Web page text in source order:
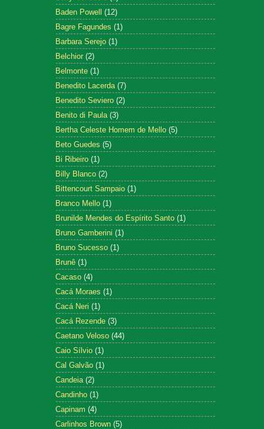
Baden Powell (12)
Bagre Fagundes (1)
Barbara Serejo (1)
Belchior (2)
Belmonte (1)
Benedito Lacerda (7)
Benedito Seviero (2)
Benito di Paula (3)
Bertha Celeste Homem de Mello (5)
Beto Guedes (5)
Bi Ribeiro (1)
Billy Blanco (2)
Bittencourt Sampaio (1)
Branco Mello (1)
Brunilde Mendes do Espírito Santo (1)
Bruno Gamberini (1)
Bruno Sucesso (1)
Brunê (1)
Cacaso (4)
Cacá Moraes (1)
Cacá Neri (1)
Cacá Rezende (3)
Caetano Veloso (44)
Caio Sílvio (1)
Cal Galvão (1)
Candeia (2)
Candinho (1)
Capinam (4)
Carlinhos Brown (5)